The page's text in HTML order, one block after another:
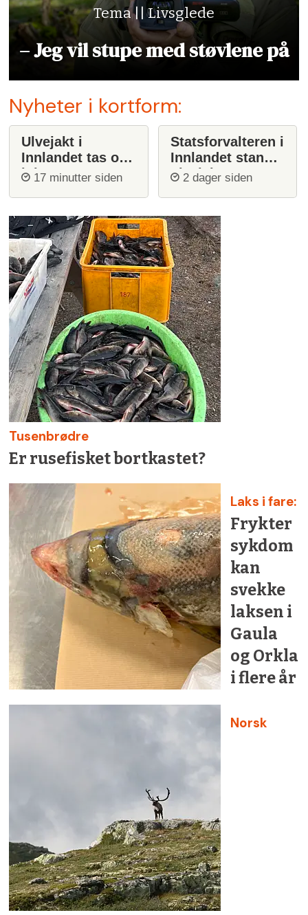
Tema || Livsglede
– Jeg vil stupe med støvlene på
Nyheter i kortform:
Ulvejakt i
Innlandet tas opp
igjen
17 minutter siden
Statsforvalteren i
Innlandet stanser
ulvejakt
2 dager siden
Tusenbrødre
Er rusefisket bortkastet?
Laks i fare:
Frykter
sykdom
kan
svekke
laksen i
Gaula
og Orkla
i flere år
Norsk